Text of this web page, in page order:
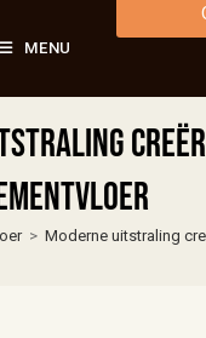
MENU
> Moderne uitstraling